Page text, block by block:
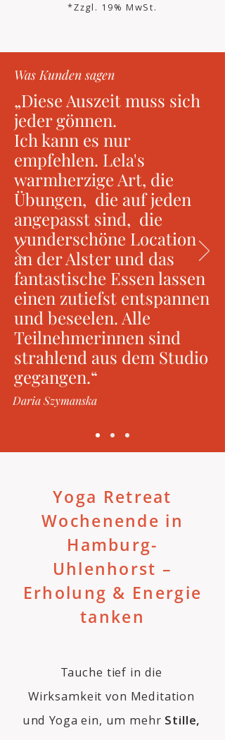
*Zzgl. 19% MwSt.
Was Kunden sagen
„Diese Auszeit muss sich
jeder gönnen.
Ich kann es nur
empfehlen. Lela's
warmherzige Art, die
Übungen, die auf jeden
angepasst sind, die
wunderschöne Location
an der Alster und das
fantastische Essen lassen
einen zutiefst entspannen
und beseelen. Alle
Teilnehmerinnen sind
strahlend aus dem Studio
gegangen.“
Daria Szymanska
Yoga Retreat
Wochenende in
Hamburg-
Uhlenhorst –
Erholung & Energie
tanken
Tauche tief in die
Wirksamkeit von Meditation
und Yoga ein, um mehr Stille,